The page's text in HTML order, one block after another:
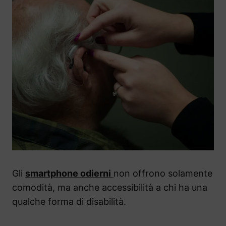
Gli smartphone odierni non offrono solamente
comodità, ma anche accessibilità a chi ha una
qualche forma di disabilità.